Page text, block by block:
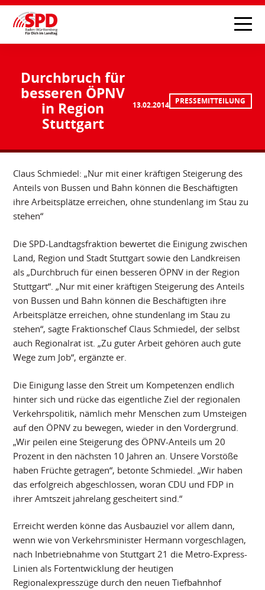
Durchbruch für
besseren ÖPNV
in Region
Stuttgart
13.02.2014 PRESSEMITTEILUNG
Claus Schmiedel: „Nur mit einer kräftigen Steigerung des
Anteils von Bussen und Bahn können die Beschäftigten
ihre Arbeitsplätze erreichen, ohne stundenlang im Stau zu
stehen“
Die SPD-Landtagsfraktion bewertet die Einigung zwischen
Land, Region und Stadt Stuttgart sowie den Landkreisen
als „Durchbruch für einen besseren ÖPNV in der Region
Stuttgart“. „Nur mit einer kräftigen Steigerung des Anteils
von Bussen und Bahn können die Beschäftigten ihre
Arbeitsplätze erreichen, ohne stundenlang im Stau zu
stehen“, sagte Fraktionschef Claus Schmiedel, der selbst
auch Regionalrat ist. „Zu guter Arbeit gehören auch gute
Wege zum Job“, ergänzte er.
Die Einigung lasse den Streit um Kompetenzen endlich
hinter sich und rücke das eigentliche Ziel der regionalen
Verkehrspolitik, nämlich mehr Menschen zum Umsteigen
auf den ÖPNV zu bewegen, wieder in den Vordergrund.
„Wir peilen eine Steigerung des ÖPNV-Anteils um 20
Prozent in den nächsten 10 Jahren an. Unsere Vorstöße
haben Früchte getragen“, betonte Schmiedel. „Wir haben
das erfolgreich abgeschlossen, woran CDU und FDP in
ihrer Amtszeit jahrelang gescheitert sind.“
Erreicht werden könne das Ausbauziel vor allem dann,
wenn wie von Verkehrsminister Hermann vorgeschlagen,
nach Inbetriebnahme von Stuttgart 21 die Metro-Express-
Linien als Fortentwicklung der heutigen
Regionalexpresszüge durch den neuen Tiefbahnhof